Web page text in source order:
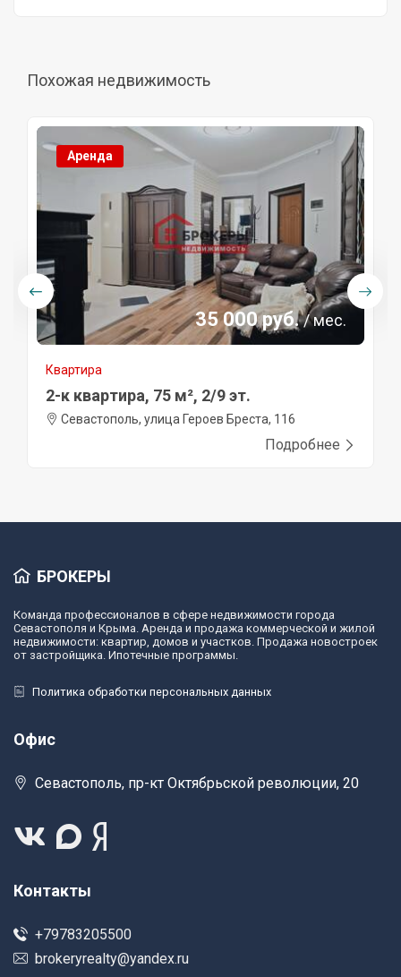
Похожая недвижимость
Аренда
35 000 руб./ мес.
Квартира
2-к квартира, 75 м², 2/9 эт.
Севастополь, улица Героев Бреста, 116
Подробнее
БРОКЕРЫ
Команда профессионалов в сфере недвижимости города
Севастополя и Крыма. Аренда и продажа коммерческой и жилой
недвижимости: квартир, домов и участков. Продажа новостроек
от застройщика. Ипотечные программы.
Политика обработки персональных данных
Офис
Севастополь, пр-кт Октябрьской революции, 20
Контакты
+79783205500
brokeryrealty@yandex.ru